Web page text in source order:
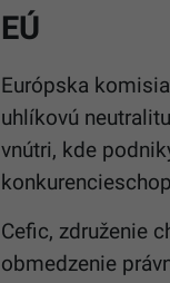
EÚ
Európska
uhlíkovú
vnútri, kde
Cefic, združenie
obmedzenie